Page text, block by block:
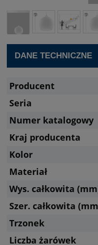
DANE TECHNICZNE
Producent
Seria
Numer katalogowy
Kraj producenta
Kolor
Materiał
Wys. całkowita
Szer. całkowita
Trzonek
Liczba żarówek